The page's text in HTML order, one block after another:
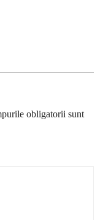
obligatorii sunt